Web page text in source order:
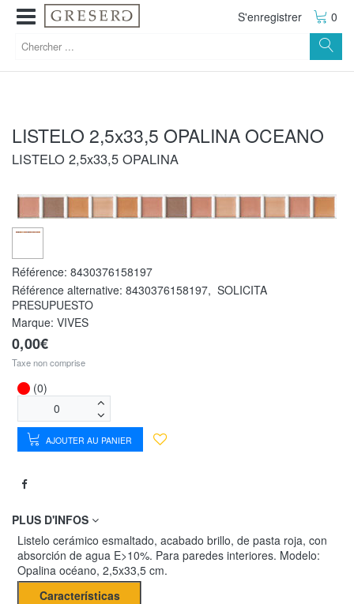
S'enregistrer 0
LISTELO 2,5x33,5 OPALINA OCEANO
LISTELO 2,5x33,5 OPALINA
Référence: 8430376158197
Référence alternative: 8430376158197, SOLICITA
PRESUPUESTO
Marque: VIVES
0,00€
Taxe non comprise
(0)
AJOUTER AU PANIER
PLUS D'INFOS
Listelo cerámico esmaltado, acabado brillo, de pasta roja, con
absorción de agua E>10%. Para paredes interiores. Modelo:
Opalina océano, 2,5x33,5 cm.
Características